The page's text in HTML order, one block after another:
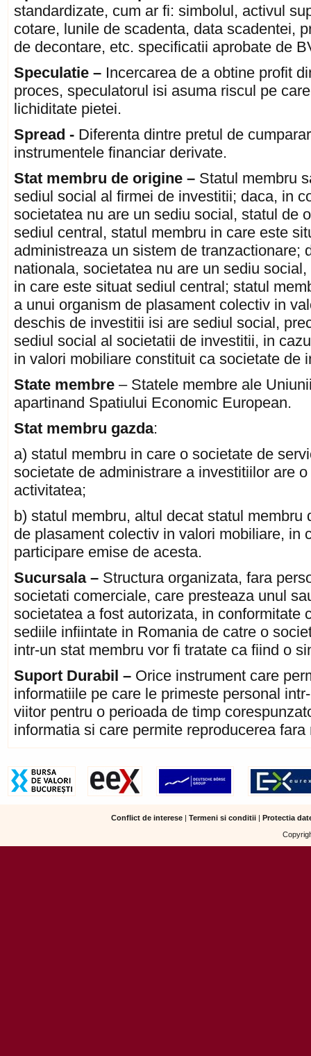
standardizate, cum ar fi: simbolul, activul
cotare, lunile de scadenta, data scadentei,
de decontare, etc. specificatii aprobate de
Speculatie – Incercarea de a obtine profit
proces, speculatorul isi asuma riscul pe
lichiditate pietei.
Spread - Diferenta dintre pretul de
instrumentele financiar derivate.
Stat membru de origine – Statul membru
sediul social al firmei de investitii; daca, in
societatea nu are un sediu social, statul de
sediul central, statul membru in care este
administreaza un sistem de tranzactionare;
nationala, societatea nu are un sediu
in care este situat sediul central; statul
a unui organism de plasament colectiv in
deschis de investitii isi are sediul social,
sediul social al societatii de investitii, in
in valori mobiliare constituit ca societate de
State membre – Statele membre ale
apartinand Spatiului Economic European.
Stat membru gazda:
a) statul membru in care o societate de
societate de administrare a investitiilor are
activitatea;
b) statul membru, altul decat statul
de plasament colectiv in valori mobiliare, in
participare emise de acesta.
Sucursala – Structura organizata, fara
societati comerciale, care presteaza unul
societatea a fost autorizata, in conformitate
sediile infiintate in Romania de catre o
intr-un stat membru vor fi tratate ca fiind o
Suport Durabil – Orice instrument care
informatiile pe care le primeste personal
viitor pentru o perioada de timp
informatia si care permite reproducerea
Conflict de interese| Termeni si conditii| Protectia